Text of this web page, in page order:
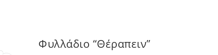
Φυλλάδιο “Θέραπειν”